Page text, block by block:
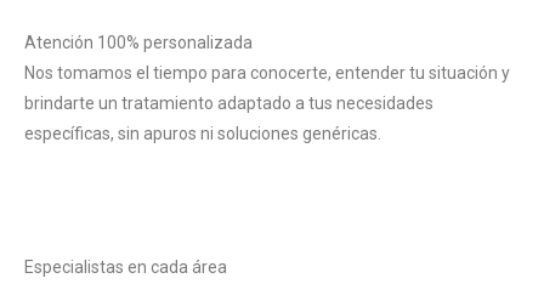
Atención 100% personalizada
Nos tomamos el tiempo para conocerte, entender tu situación y
brindarte un tratamiento adaptado a tus necesidades
específicas, sin apuros ni soluciones genéricas.
Especialistas en cada área